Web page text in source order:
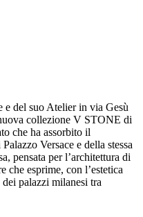
e del suo Atelier in via Gesù
collezione V STONE di
che ha assorbito il
Versace e della stessa
pensata per l’architettura di
che esprime, con l’estetica
palazzi milanesi tra